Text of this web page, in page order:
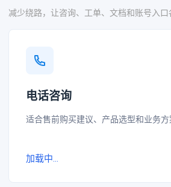
减少绕路，让咨询、工单、文档和账号入口
电话咨询
适合售前购买建议、产品选型和业务方
加载中...